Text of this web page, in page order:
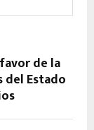
de la
del Estado